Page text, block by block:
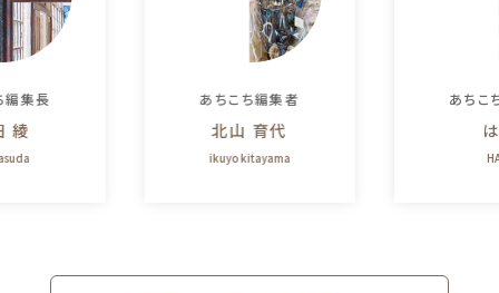
編集長
綾
あちこち編集者
北山 育代
ikuyo kitayama
あちこ